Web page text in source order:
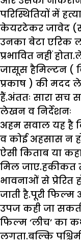
परिस्थितियों में
केयरटेकर जावेद
उनका बेटा एरिक
प्रभावित नहीं
जासूस हैमिल्टन (
प्रकाष ) की मदद
हैं.अंततः सारा सच
लेखन व निर्देशनः
अहम सवाल यह है
व कोई अहसास न
ऐसी किताब या
मिल जाए.हकीकत
भावनाओं से प्रेरित
जाती है.पूरी
उपज कही जा
फिल्म ‘लीच’ का
लगता.बल्कि